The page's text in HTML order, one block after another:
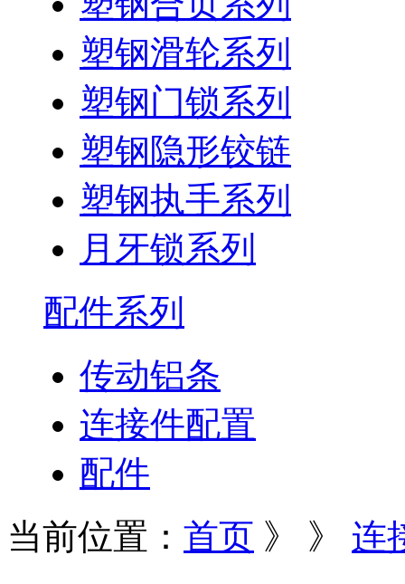
塑钢滑轮系列
塑钢门锁系列
塑钢隐形铰链
塑钢执手系列
月牙锁系列
配件系列
传动铝条
连接件配置
配件
当前位置： 首页 》 》 连